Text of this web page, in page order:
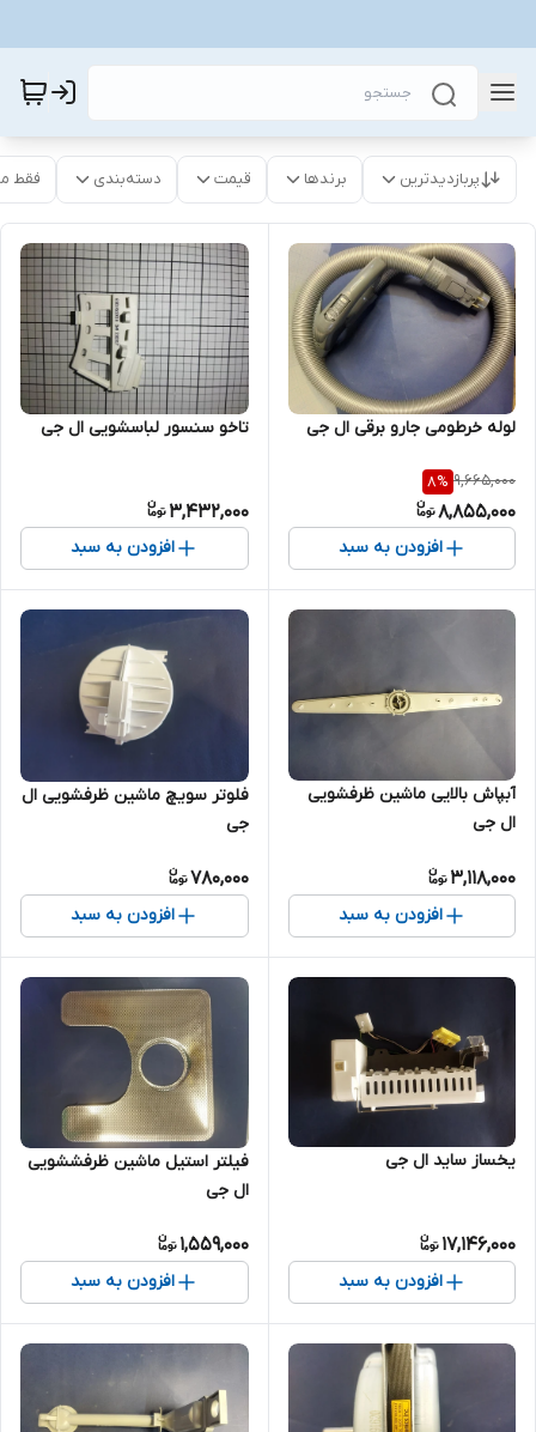
پربازدیدترین برندها قیمت دسته‌بندی فقط
لوله خرطومی جارو برقی ال جی
9,665,000
8%
8,855,000
افزودن به سبد
تاخو سنسور لباسشویی ال جی
3,432,000
افزودن به سبد
آبپاش بالایی ماشین ظرفشویی
ال جی
3,118,000
افزودن به سبد
فلوتر سویچ ماشین ظرفشویی ال
جی
780,000
افزودن به سبد
یخساز ساید ال جی
17,146,000
افزودن به سبد
فیلتر استیل ماشین ظرفششویی
ال جی
1,559,000
افزودن به سبد